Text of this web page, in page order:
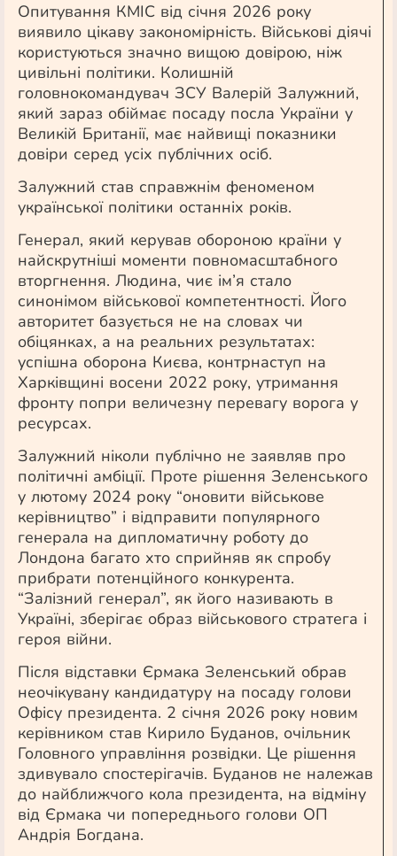
Опитування КМІС від січня 2026 року
виявило цікаву закономірність. Військові діячі
користуються значно вищою довірою, ніж
цивільні політики. Колишній
головнокомандувач ЗСУ Валерій Залужний,
який зараз обіймає посаду посла України у
Великій Британії, має найвищі показники
довіри серед усіх публічних осіб.
Залужний став справжнім феноменом
української політики останніх років.
Генерал, який керував обороною країни у
найскрутніші моменти повномасштабного
вторгнення. Людина, чиє ім’я стало
синонімом військової компетентності. Його
авторитет базується не на словах чи
обіцянках, а на реальних результатах:
успішна оборона Києва, контрнаступ на
Харківщині восени 2022 року, утримання
фронту попри величезну перевагу ворога у
ресурсах.
Залужний ніколи публічно не заявляв про
політичні амбіції. Проте рішення Зеленського
у лютому 2024 року “оновити військове
керівництво” і відправити популярного
генерала на дипломатичну роботу до
Лондона багато хто сприйняв як спробу
прибрати потенційного конкурента.
“Залізний генерал”, як його називають в
Україні, зберігає образ військового стратега і
героя війни.
Після відставки Єрмака Зеленський обрав
неочікувану кандидатуру на посаду голови
Офісу президента. 2 січня 2026 року новим
керівником став Кирило Буданов, очільник
Головного управління розвідки. Це рішення
здивувало спостерігачів. Буданов не належав
до найближчого кола президента, на відміну
від Єрмака чи попереднього голови ОП
Андрія Богдана.